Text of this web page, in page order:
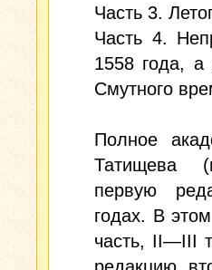
Часть 3.
Часть 4.
1558 года, а
Смутного
Полное
Татищева
первую
годах. В
часть, II—III